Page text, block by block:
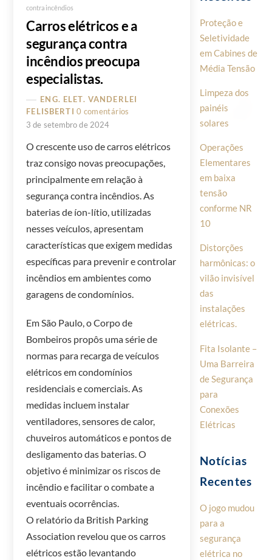
contra incêndios
Carros elétricos e a
segurança contra
incêndios preocupa
especialistas.
ENG. ELET. VANDERLEI
FELISBERTI 0 comentários
3 de setembro de 2024
O crescente uso de carros elétricos
traz consigo novas preocupações,
principalmente em relação à
segurança contra incêndios. As
baterias de íon-lítio, utilizadas
nesses veículos, apresentam
características que exigem medidas
específicas para prevenir e controlar
incêndios em ambientes como
garagens de condomínios.
Em São Paulo, o Corpo de
Bombeiros propôs uma série de
normas para recarga de veículos
elétricos em condomínios
residenciais e comerciais. As
medidas incluem instalar
ventiladores, sensores de calor,
chuveiros automáticos e pontos de
desligamento das baterias. O
objetivo é minimizar os riscos de
incêndio e facilitar o combate a
eventuais ocorrências.
O relatório da British Parking
Association revelou que os carros
elétricos estão levantando
Proteção e
Seletividade
em Cabines de
Média Tensão
Limpeza dos
painéis
solares
Operações
Elementares
em baixa
tensão
conforme NR
10
Distorções
harmônicas: o
vilão invisível
das
instalações
elétricas.
Fita Isolante –
Uma Barreira
de Segurança
para
Conexões
Elétricas
Notícias
Recentes
O jogo mudou
para a
segurança
elétrica no